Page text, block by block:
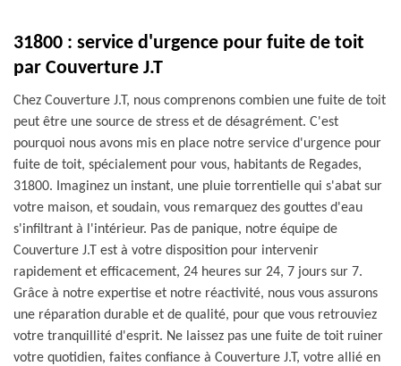
31800 : service d'urgence pour fuite de toit
par Couverture J.T
Chez Couverture J.T, nous comprenons combien une fuite de toit
peut être une source de stress et de désagrément. C'est
pourquoi nous avons mis en place notre service d'urgence pour
fuite de toit, spécialement pour vous, habitants de Regades,
31800. Imaginez un instant, une pluie torrentielle qui s'abat sur
votre maison, et soudain, vous remarquez des gouttes d'eau
s'infiltrant à l'intérieur. Pas de panique, notre équipe de
Couverture J.T est à votre disposition pour intervenir
rapidement et efficacement, 24 heures sur 24, 7 jours sur 7.
Grâce à notre expertise et notre réactivité, nous vous assurons
une réparation durable et de qualité, pour que vous retrouviez
votre tranquillité d'esprit. Ne laissez pas une fuite de toit ruiner
votre quotidien, faites confiance à Couverture J.T, votre allié en